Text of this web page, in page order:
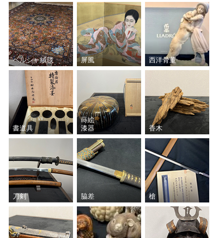
ペルシャ絨毯 屏風 西洋骨董
書道具
蒔絵
漆器
香木
刀剣 脇差 槍